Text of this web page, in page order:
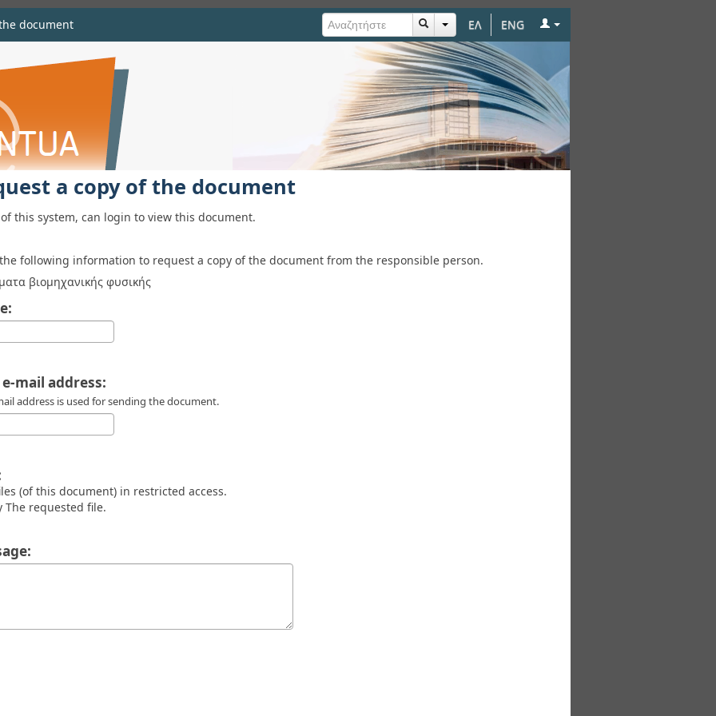
ΕΛ ENG
document
document
a copy of the document
this system, can login to view this document.
following information to request a copy of the document from the responsible person.
βιομηχανικής φυσικής
mail address:
address is used for sending the document.
(of this document) in restricted access.
The requested file.